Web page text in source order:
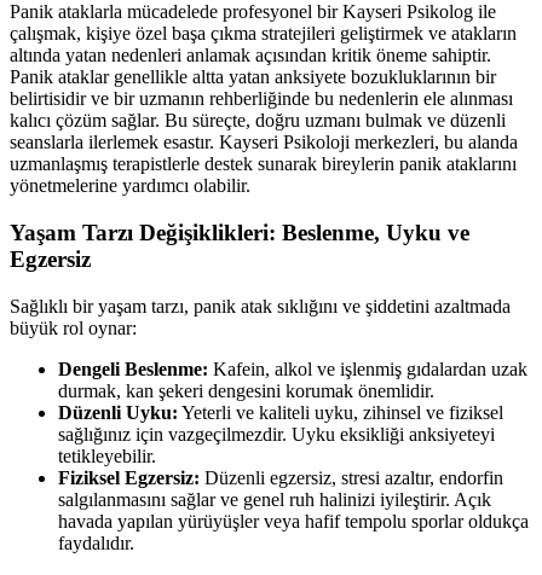
Panik ataklarla mücadelede profesyonel bir Kayseri Psikolog ile
çalışmak, kişiye özel başa çıkma stratejileri geliştirmek ve atakların
altında yatan nedenleri anlamak açısından kritik öneme sahiptir.
Panik ataklar genellikle altta yatan anksiyete bozukluklarının bir
belirtisidir ve bir uzmanın rehberliğinde bu nedenlerin ele alınması
kalıcı çözüm sağlar. Bu süreçte, doğru uzmanı bulmak ve düzenli
seanslarla ilerlemek esastır. Kayseri Psikoloji merkezleri, bu alanda
uzmanlaşmış terapistlerle destek sunarak bireylerin panik ataklarını
yönetmelerine yardımcı olabilir.
Yaşam Tarzı Değişiklikleri: Beslenme, Uyku ve
Egzersiz
Sağlıklı bir yaşam tarzı, panik atak sıklığını ve şiddetini azaltmada
büyük rol oynar:
Dengeli Beslenme: Kafein, alkol ve işlenmiş gıdalardan uzak
durmak, kan şekeri dengesini korumak önemlidir.
Düzenli Uyku: Yeterli ve kaliteli uyku, zihinsel ve fiziksel
sağlığınız için vazgeçilmezdir. Uyku eksikliği anksiyeteyi
tetikleyebilir.
Fiziksel Egzersiz: Düzenli egzersiz, stresi azaltır, endorfin
salgılanmasını sağlar ve genel ruh halinizi iyileştirir. Açık
havada yapılan yürüyüşler veya hafif tempolu sporlar oldukça
faydalıdır.